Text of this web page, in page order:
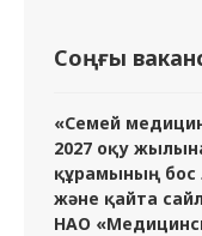
Соңғы
«Семей
2027 оқу
құрамының бос
және қайта
НАО